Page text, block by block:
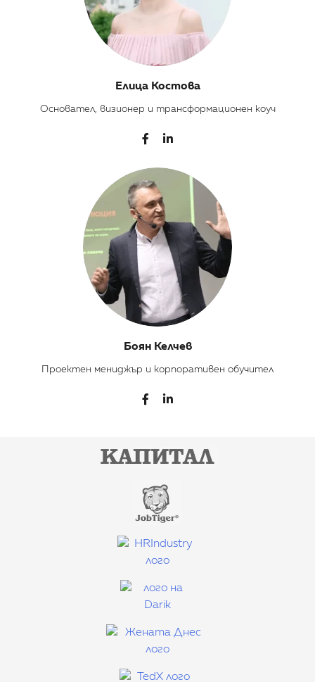
Елица Костова
Основател, визионер и трансформационен коуч
Боян Келчев
Проектен мениджър и корпоративен обучител